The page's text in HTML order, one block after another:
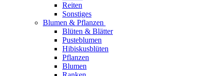
Reiten
Sonstiges
Blumen & Pflanzen
Blüten & Blätter
Pusteblumen
Hibiskusblüten
Pflanzen
Blumen